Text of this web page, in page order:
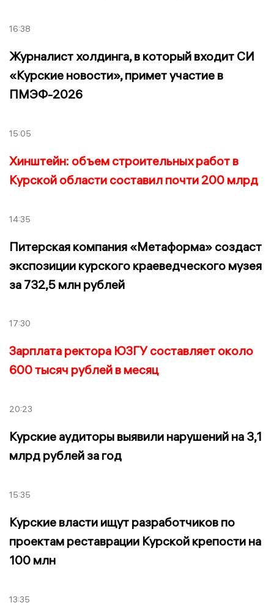
16:38
Журналист холдинга, в который входит СИ
«Курские новости», примет участие в
ПМЭФ-2026
15:05
Хинштейн: объем строительных работ в
Курской области составил почти 200 млрд
14:35
Питерская компания «Метаформа» создаст
экспозиции курского краеведческого музея
за 732,5 млн рублей
17:30
Зарплата ректора ЮЗГУ составляет около
600 тысяч рублей в месяц
20:23
Курские аудиторы выявили нарушений на 3,1
млрд рублей за год
15:35
Курские власти ищут разработчиков по
проектам реставрации Курской крепости на
100 млн
13:35